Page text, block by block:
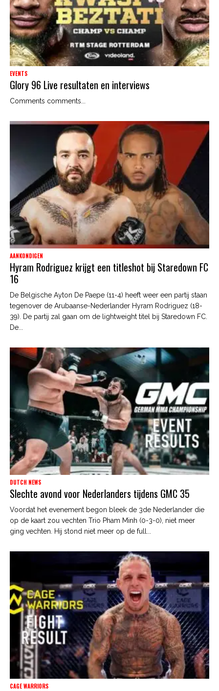
EVENTS
Glory 96 Live resultaten en interviews
Comments comments...
AANKONDIGEN
Hyram Rodriguez krijgt een titleshot bij Staredown FC
16
De Belgische Ayton De Paepe (11-4) heeft weer een partij staan
tegenover de Arubaanse-Nederlander Hyram Rodriguez (18-
39). De partij zal gaan om de lightweight titel bij Staredown FC.
De...
DUTCH NEWS
Slechte avond voor Nederlanders tijdens GMC 35
Voordat het evenement begon bleek de 3de Nederlander die
op de kaart zou vechten Trio Pham Minh (0-3-0), niet meer
ging vechten. Hij stond niet meer op de full...
CAGE WARRIORS